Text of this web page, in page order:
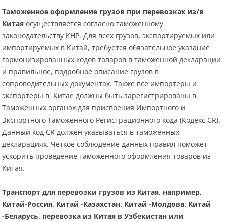
Таможенное оформление грузов при перевозках из/в
Китая осуществляется согласно таможенному
законодательству КНР. Для всех грузов, экспортируемых или
импортируемых в Китай, требуется обязательное указание
гармонизированных кодов товаров в таможенной декларации
и правильное, подробное описание грузов в
сопроводительных документах. Также все импортеры и
экспортеры в Китае должны быть зарегистрированы в
Таможенных органах для присвоения Импортного и
Экспортного Таможенного Регистрационного кода (Кодекс CR).
Данный код CR должен указываться в таможенных
декларациях. Четкое соблюдение данных правил поможет
ускорить проведение таможенного оформления товаров из
Китая.
Транспорт для перевозки грузов из Китая, например,
Китай-Россия, Китай -Казахстан, Китай -Молдова, Китай
-Беларусь, перевозка из Китая в Узбекистан или